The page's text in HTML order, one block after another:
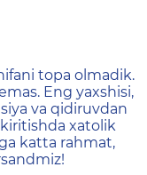
неtopa olmadik.
Eng yaxshisi,
va qidiruvdan
xatolik
katta rahmat,